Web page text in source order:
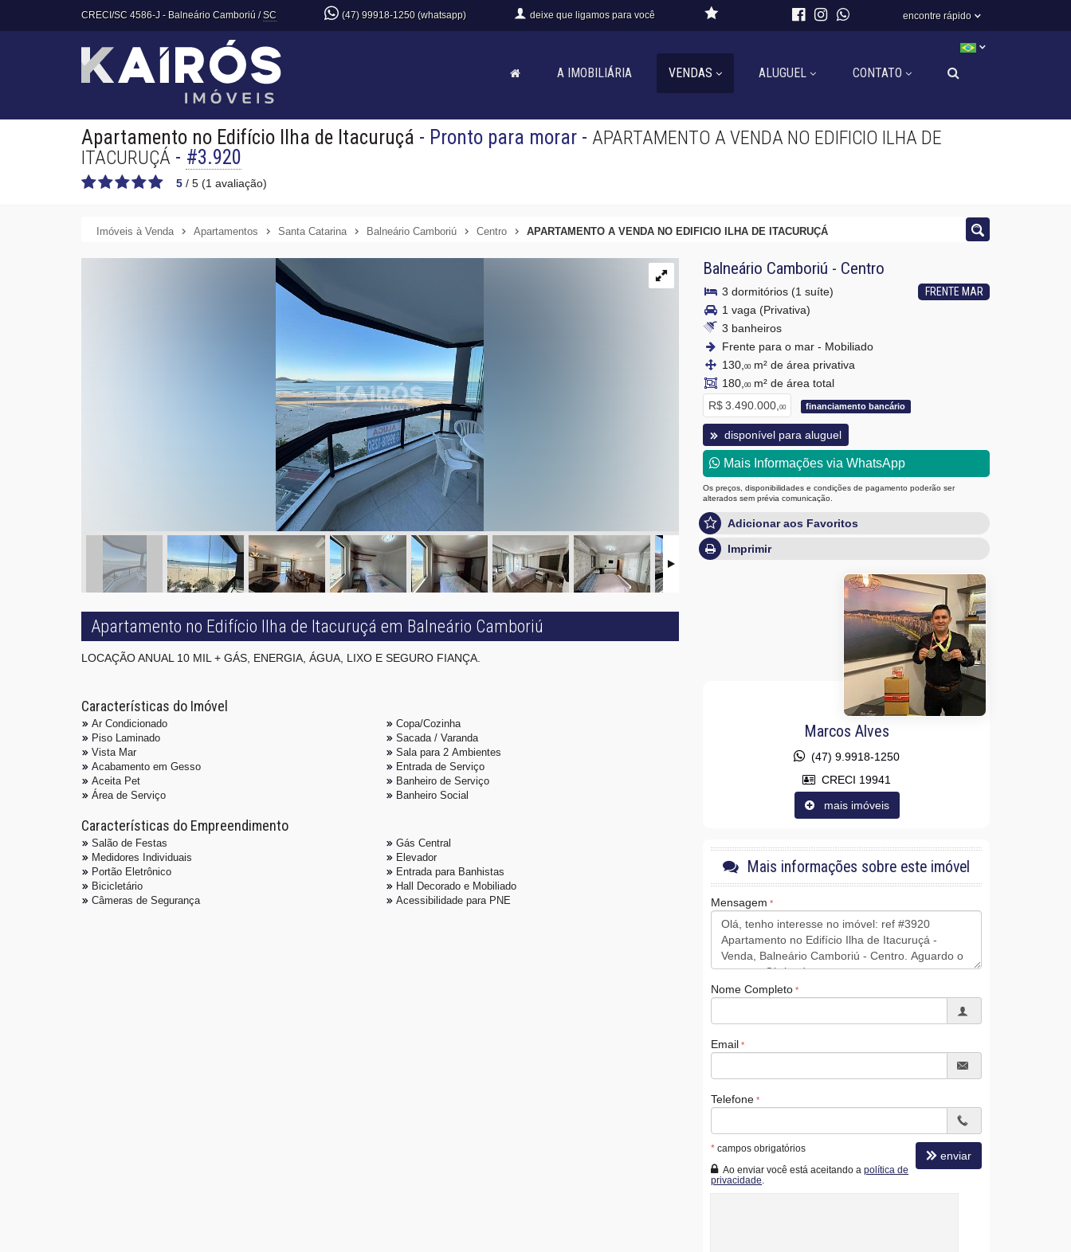
CRECI/SC 4586-J - Balneário Camboriú /SC (47) 99918-1250 (whatsapp) deixe que ligamos para você encontre rápido
A IMOBILIÁRIA VENDAS ALUGUEL CONTATO
Apartamento no Edifício Ilha de Itacuruçá - Pronto para morar - APARTAMENTO A VENDA NO EDIFICIO ILHA DE
ITACURUÇÁ - #3.920
5 / 5 (1 avaliação)
Imóveis à Venda Apartamentos Santa Catarina Balneário Camboriú Centro APARTAMENTO A VENDA NO EDIFICIO ILHA DE ITACURUÇÁ
Apartamento no Edifício Ilha de Itacuruçá em Balneário Camboriú
LOCAÇÃO ANUAL 10 MIL + GÁS, ENERGIA, ÁGUA, LIXO E SEGURO FIANÇA.
Características do Imóvel
Ar Condicionado
Piso Laminado
Vista Mar
Acabamento em Gesso
Aceita Pet
Área de Serviço
Copa/Cozinha
Sacada / Varanda
Sala para 2 Ambientes
Entrada de Serviço
Banheiro de Serviço
Banheiro Social
Características do Empreendimento
Salão de Festas
Medidores Individuais
Portão Eletrônico
Bicicletário
Câmeras de Segurança
Gás Central
Elevador
Entrada para Banhistas
Hall Decorado e Mobiliado
Acessibilidade para PNE
Balneário Camboriú - Centro
FRENTE MAR
3 dormitórios (1 suíte)
1 vaga (Privativa)
3 banheiros
Frente para o mar - Mobiliado
130, 00m² de área privativa
180, 00m² de área total
R$ 3.490.000, 00 financiamento bancário
disponível para aluguel
Mais Informações via WhatsApp
Os preços, disponibilidades e condições de pagamento poderão ser
alterados sem prévia comunicação.
Adicionar aos Favoritos
Imprimir
Marcos Alves
(47) 9.9918-1250
CRECI 19941
mais imóveis
Mais informações sobre este imóvel
Mensagem
Nome Completo
Email
Telefone
* campos obrigatórios
Ao enviar você está aceitando a política de
privacidade
enviar